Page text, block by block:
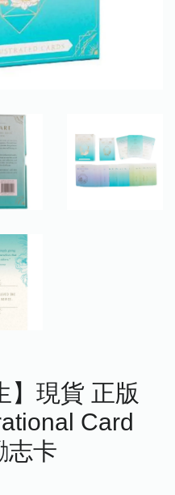
】現貨 正版
Card
志卡